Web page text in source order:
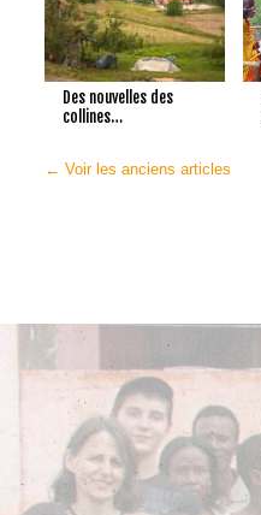
Des nouvelles des
collines…
POSTS
← Voir les anciens articles